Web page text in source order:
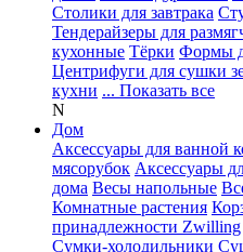
Столики для завтрака
Тендерайзеры для
кухонные Тёрки Формы
Центрифуги для сушки
кухни ... Показать все
N
Дом
Аксессуары для ванной
мясорубок Аксессуары
дома Весы напольные
Комнатные растения
принадлежности Zwilling
Сумки-холодильники